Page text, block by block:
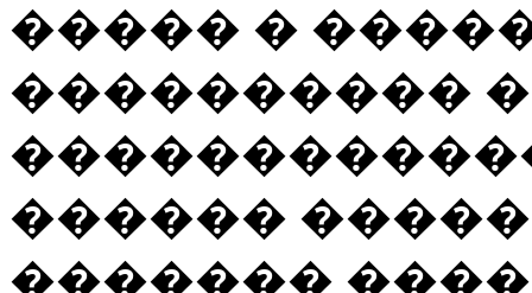
����� �
���������� �
������
�������